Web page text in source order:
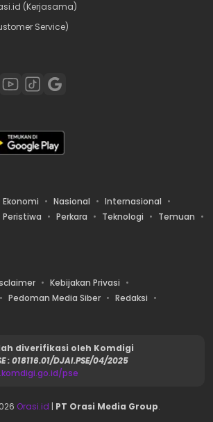
(Kerjasama)
Service)
Ekonomi Nasional
Internasional
Peristiwa Perkara Teknologi
Temuan
Kebijakan Privasi
Pedoman Media Siber
Redaksi
diverifikasi oleh Komdigi
: 018116.01/DJAI.PSE/04/2025
pse
Orasi.id | PT Orasi Media Group.